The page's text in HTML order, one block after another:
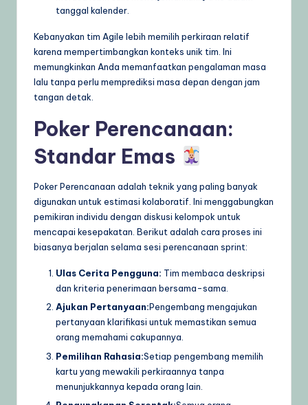
tanggal kalender.
Kebanyakan tim Agile lebih memilih perkiraan relatif
karena mempertimbangkan konteks unik tim. Ini
memungkinkan Anda memanfaatkan pengalaman masa
lalu tanpa perlu memprediksi masa depan dengan jam
tangan detak.
Poker Perencanaan:
Standar Emas
Poker Perencanaan adalah teknik yang paling banyak
digunakan untuk estimasi kolaboratif. Ini menggabungkan
pemikiran individu dengan diskusi kelompok untuk
mencapai kesepakatan. Berikut adalah cara proses ini
biasanya berjalan selama sesi perencanaan sprint:
Ulas Cerita Pengguna: Tim membaca deskripsi
dan kriteria penerimaan bersama-sama.
Ajukan Pertanyaan:Pengembang mengajukan
pertanyaan klarifikasi untuk memastikan semua
orang memahami cakupannya.
Pemilihan Rahasia:Setiap pengembang memilih
kartu yang mewakili perkiraannya tanpa
menunjukkannya kepada orang lain.